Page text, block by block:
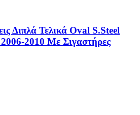
Διπλά Τελικά Oval S.Steel
2010 Με Σιγαστήρες